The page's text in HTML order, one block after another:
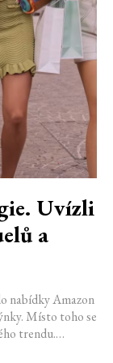
Uvízli
a
nabídky Amazon
Místo toho se
trendu.